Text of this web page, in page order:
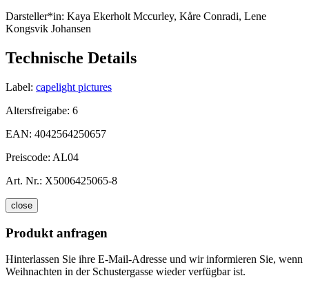
Darsteller*in: Kaya Ekerholt Mccurley, Kåre Conradi, Lene
Kongsvik Johansen
Technische Details
Label: capelight pictures
Altersfreigabe: 6
EAN: 4042564250657
Preiscode: AL04
Art. Nr.: X5006425065-8
close
Produkt anfragen
Hinterlassen Sie ihre E-Mail-Adresse und wir informieren Sie, wenn
Weihnachten in der Schustergasse wieder verfügbar ist.